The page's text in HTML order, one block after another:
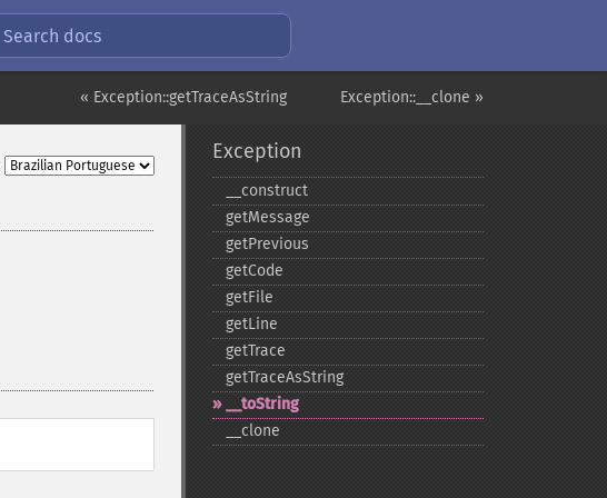
Search docs
Exception::__clone »
« Exception::getTraceAsString
Exception
_​_​construct
getMessage
getPrevious
getCode
getFile
getLine
getTrace
getTraceAsString
_​_​toString
_​_​clone